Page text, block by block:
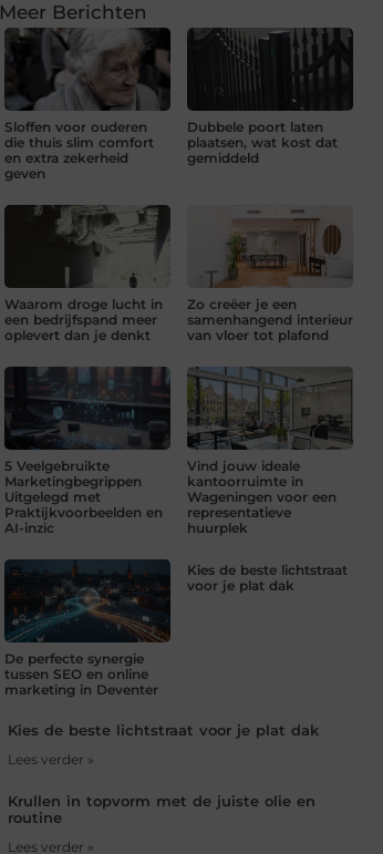
Meer Berichten
Sloffen voor ouderen
die thuis slim comfort
en extra zekerheid
geven
Dubbele poort laten
plaatsen, wat kost dat
gemiddeld
Waarom droge lucht in
een bedrijfspand meer
oplevert dan je denkt
Zo creëer je een
samenhangend interieur
van vloer tot plafond
5 Veelgebruikte
Marketingbegrippen
Uitgelegd met
Praktijkvoorbeelden en
AI-inzic
Vind jouw ideale
kantoorruimte in
Wageningen voor een
representatieve
huurplek
De perfecte synergie
tussen SEO en online
marketing in Deventer
Kies de beste lichtstraat
voor je plat dak
Kies de beste lichtstraat voor je plat dak
Lees verder »
Krullen in topvorm met de juiste olie en
routine
Lees verder »